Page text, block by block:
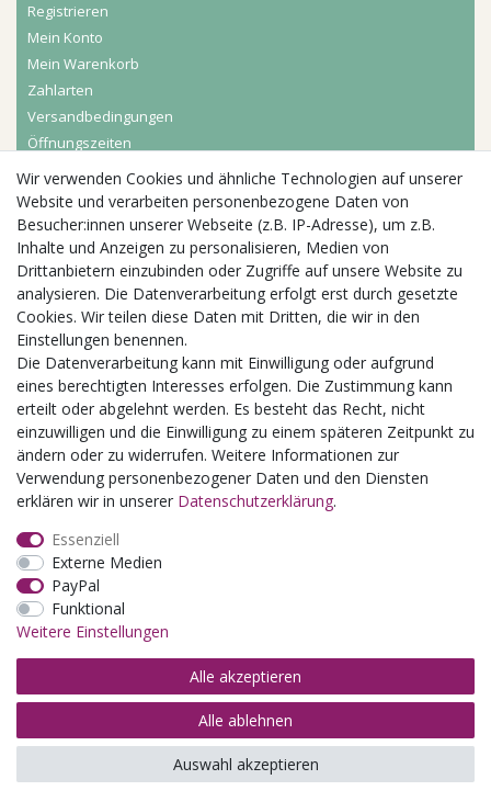
Registrieren
Mein Konto
Mein Warenkorb
Zahlarten
Versandbedingungen
Öffnungszeiten
Aktuelles
Busgruppen
Kindergeburtstage
Kindergartenausflug
Schulklassenausflug
Zwillingsrabatt
© Copyright 2026 | Alle Rechte vorbehalten.
Wir verwenden Cookies und ähnliche Technologien auf unserer
Website und verarbeiten personenbezogene Daten von
Besucher:innen unserer Webseite (z.B. IP-Adresse), um z.B.
Inhalte und Anzeigen zu personalisieren, Medien von
Drittanbietern einzubinden oder Zugriffe auf unsere Website zu
analysieren. Die Datenverarbeitung erfolgt erst durch gesetzte
Cookies. Wir teilen diese Daten mit Dritten, die wir in den
Einstellungen benennen.
Die Datenverarbeitung kann mit Einwilligung oder aufgrund
eines berechtigten Interesses erfolgen. Die Zustimmung kann
erteilt oder abgelehnt werden. Es besteht das Recht, nicht
einzuwilligen und die Einwilligung zu einem späteren Zeitpunkt zu
ändern oder zu widerrufen. Weitere Informationen zur
Verwendung personenbezogener Daten und den Diensten
erklären wir in unserer Daten­schutz­erklärung.
Essenziell
Externe Medien
PayPal
Funktional
Weitere Einstellungen
Alle akzeptieren
Alle ablehnen
Auswahl akzeptieren